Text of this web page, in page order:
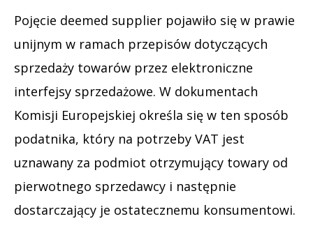
Pojęcie deemed supplier pojawiło się w prawie
unijnym w ramach przepisów dotyczących
sprzedaży towarów przez elektroniczne
interfejsy sprzedażowe. W dokumentach
Komisji Europejskiej określa się w ten sposób
podatnika, który na potrzeby VAT jest
uznawany za podmiot otrzymujący towary od
pierwotnego sprzedawcy i następnie
dostarczający je ostatecznemu konsumentowi.